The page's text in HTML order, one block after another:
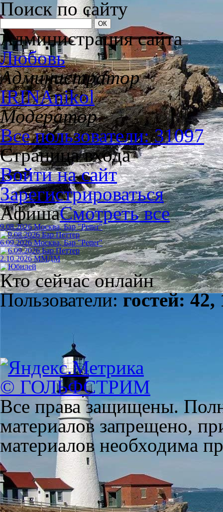
Поиск по сайту
Администрация сайта
Любовь
Администратор
IRINAnikol
Модератор
Все пользователи: 31097
Страница входа
Войти на сайт
Зарегистрироваться
АфишаСмотреть все
9.08.2026 Москва, Бар "Petter"
6.09.2026 Москва, Бар "Petter"
2.10.2026 ММДМ
Кто сейчас онлайн
Пользователи:гостей: 42,
© ГОЛЬФСТРИМ
Все права защищены.
материалов запрещено,
материалов необходима